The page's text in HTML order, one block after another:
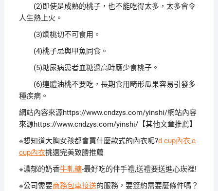
(2)即使是成熟的桃子，也不能吃得太多，太多會令
人生熱上火。
(3)爛桃切不可食用。
(4)桃子忌與甲魚同食。
(5)糖尿病患者血糖過高時應少食桃子。
(6)連體油桃不要吃，長期食用畸形瓜果容易引發多
種疾病。
網站內容來源https://www.cndzys.com/yinshi/網站內容
來源https://www.cndzys.com/yinshi/【其他文章推薦】
※想知道大胸女孩都會買什麼款式的內衣呢?d cup內衣,e
cup內衣挑選完美致勝推薦
※濃郁的奶香牛軋糖-最好吃的伴手禮,送禮要送進心崁裡!
※公司需要商務包車接送的服務，要簽約需要麼條件嗎？